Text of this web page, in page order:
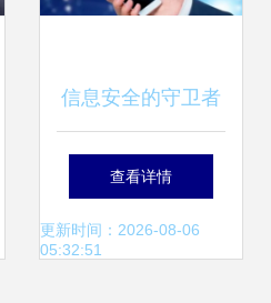
信息安全的守卫者
量子加密技术与互
联网信息技术服务
查看详情
更新时间：2026-08-06
05:32:51